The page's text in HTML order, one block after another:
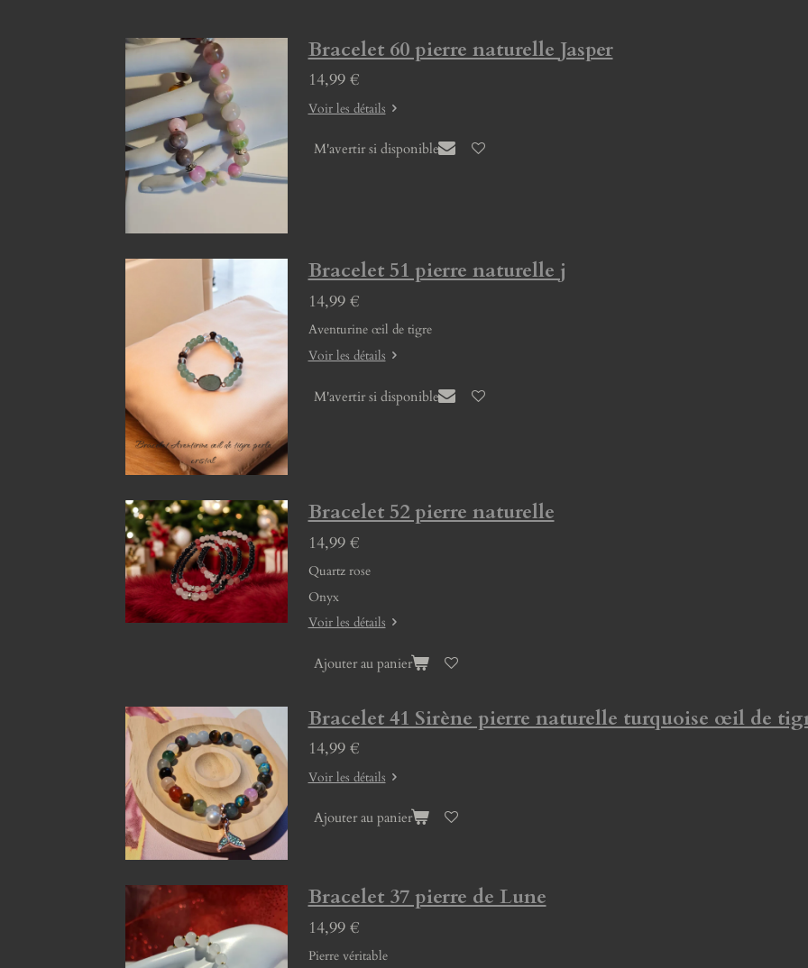
Bracelet 60 pierre naturelle Jasper
14,99 €
Voir les détails
M'avertir si disponible
Bracelet 51 pierre naturelle j
14,99 €
Aventurine œil de tigre
Voir les détails
M'avertir si disponible
Bracelet 52 pierre naturelle
14,99 €
Quartz rose
Onyx
Voir les détails
Ajouter au panier
Bracelet 41 Sirène pierre naturelle turquoise œil de
14,99 €
Voir les détails
Ajouter au panier
Bracelet 37 pierre de Lune
14,99 €
Pierre véritable